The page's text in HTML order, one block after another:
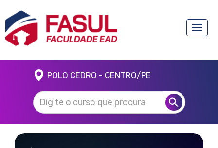
Toggle
POLO CEDRO - CENTRO/PE